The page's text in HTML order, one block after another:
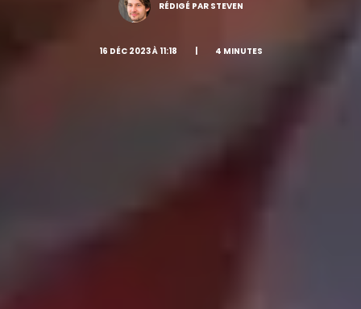
RÉDIGÉ PAR STEVEN
16 DÉC 2023 À 11:18 | 4 MINUTES